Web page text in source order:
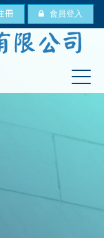
冊 會員登入